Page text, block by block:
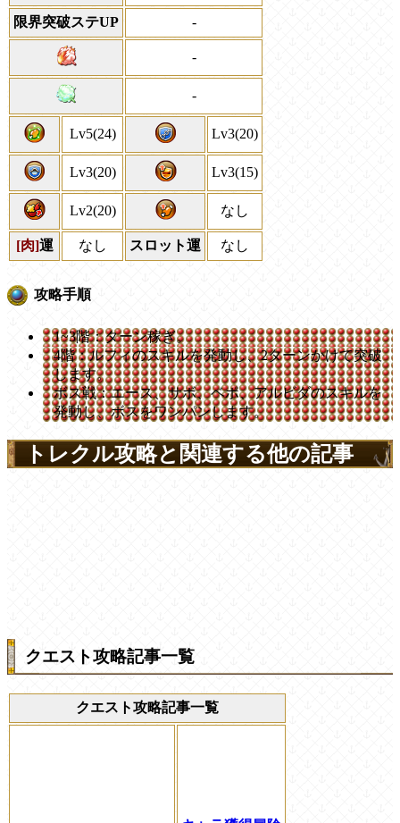
限界突破ステUP -
-
-
Lv5(24) Lv3(20)
Lv3(20) Lv3(15)
Lv2(20) なし
[肉]運 なし スロット運 なし
攻略手順
1~3階：ターン稼ぎ。
4階：ルフィのスキルを発動し、2ターンかけて突破
します。
ボス戦：エース、サボ、ベポ、アルビダのスキルを
発動し、ボスをワンパンします。
トレクル攻略と関連する他の記事
クエスト攻略記事一覧
クエスト攻略記事一覧